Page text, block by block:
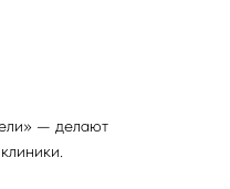
— делают